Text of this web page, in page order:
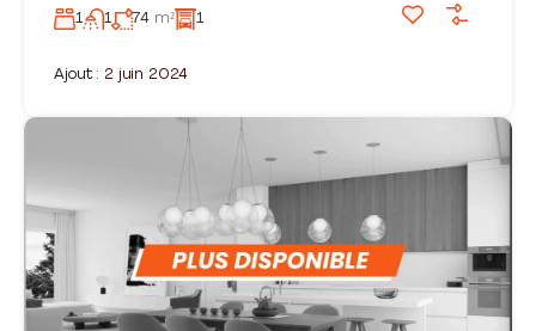
1 1 74 m² 1
Ajout : 2 juin 2024